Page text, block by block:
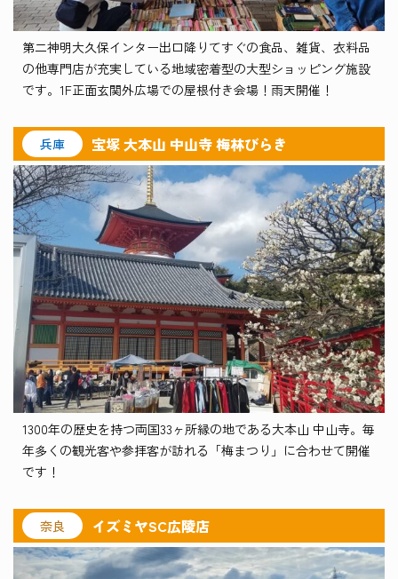
第二神明大久保インター出口降りてすぐの食品、雑貨、衣料品
の他専門店が充実している地域密着型の大型ショッピング施設
です。1F正面玄関外広場での屋根付き会場！雨天開催！
兵庫 宝塚 大本山 中山寺 梅林びらき
1300年の歴史を持つ両国33ヶ所縁の地である大本山 中山寺。毎
年多くの観光客や参拝客が訪れる「梅まつり」に合わせて開催
です！
奈良 イズミヤSC広陵店